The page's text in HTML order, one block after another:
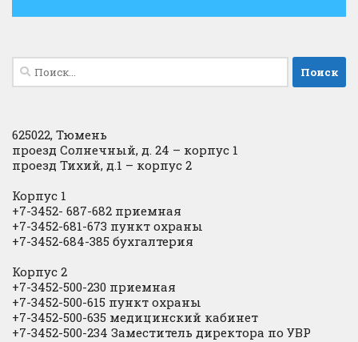
Найти:
625022, Тюмень
проезд Солнечный, д. 24 – корпус 1
проезд Тихий, д.1 – корпус 2
Корпус 1
+7-3452- 687-682 приемная
+7-3452-681-673 пункт охраны
+7-3452-684-385 бухгалтерия
Корпус 2
+7-3452-500-230 приемная
+7-3452-500-615 пункт охраны
+7-3452-500-635 медицинский кабинет
+7-3452-500-234 Заместитель директора по УВР